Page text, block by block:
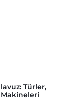
Türler,